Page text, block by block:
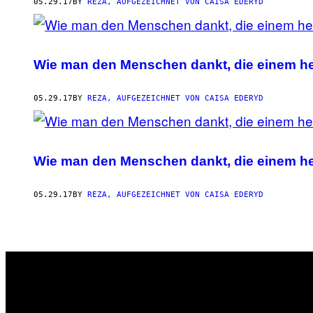
AUTHOR
05.29.17 BY REZA, AUFGEZEICHNET VON CAISA EDERYD
Wie man den Menschen dankt, die einem
05.29.17 BY REZA, AUFGEZEICHNET VON CAISA EDERYD
Wie man den Menschen dankt, die einem
05.29.17 BY REZA, AUFGEZEICHNET VON CAISA EDERYD